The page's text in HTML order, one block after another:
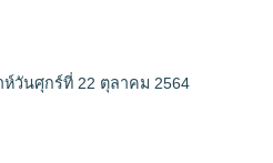
วันศุกร์ที่ 22 ตุลาคม 2564